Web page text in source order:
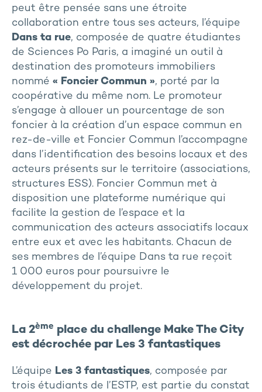
peut être pensée sans une étroite
collaboration entre tous ses acteurs, l’équipe
Dans ta rue, composée de quatre étudiantes
de Sciences Po Paris, a imaginé un outil à
destination des promoteurs immobiliers
nommé « Foncier Commun », porté par la
coopérative du même nom. Le promoteur
s’engage à allouer un pourcentage de son
foncier à la création d’un espace commun en
rez-de-ville et Foncier Commun l’accompagne
dans l’identification des besoins locaux et des
acteurs présents sur le territoire (associations,
structures ESS). Foncier Commun met à
disposition une plateforme numérique qui
facilite la gestion de l’espace et la
communication des acteurs associatifs locaux
entre eux et avec les habitants. Chacun de
ses membres de l’équipe Dans ta rue reçoit
1 000 euros pour poursuivre le
développement du projet.
La 2ème place du challenge Make The City
est décrochée par Les 3 fantastiques
L’équipe Les 3 fantastiques, composée par
trois étudiants de l’ESTP, est partie du constat